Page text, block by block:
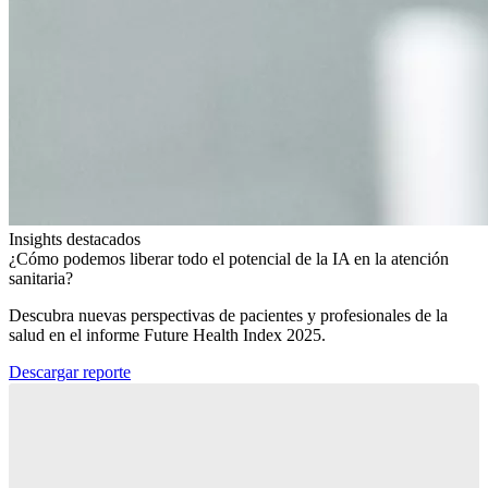
Insights destacados
¿Cómo podemos liberar todo el potencial de la IA en la atención
sanitaria?​
Descubra nuevas perspectivas de pacientes y profesionales de la
salud en el informe Future Health Index 2025.​
Descargar reporte